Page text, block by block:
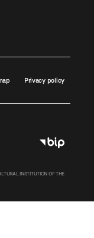
Privacy policy
INSTITUTION OF THE